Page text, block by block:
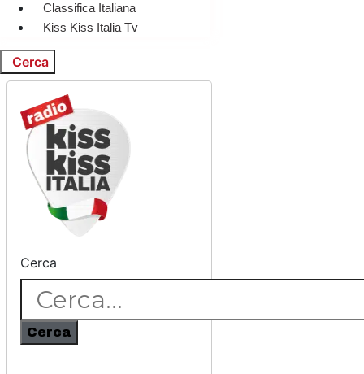
Classifica Italiana
Kiss Kiss Italia Tv
Cerca
Cerca
Cerca